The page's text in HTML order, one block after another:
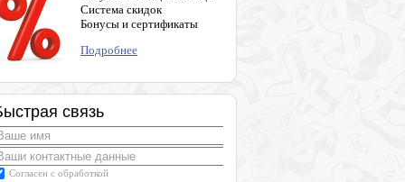
Система скидок
Бонусы и сертификаты
Подробнее
связь